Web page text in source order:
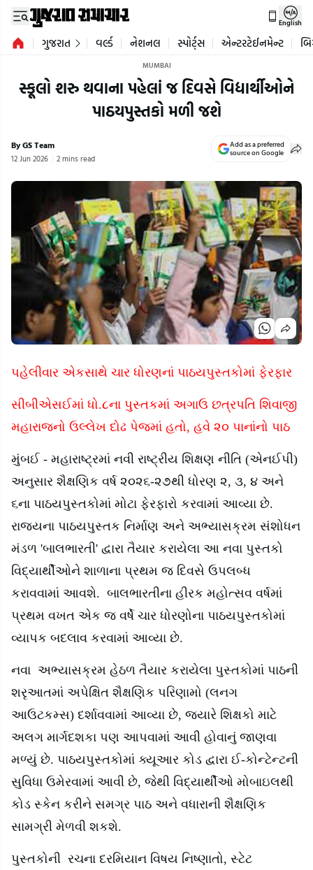
English
ગુજરાત વર્લ્ડ નેશનલ સ્પોર્ટ્સ એન્ટરટેઈનમેન્ટ
MUMBAI
સ્કૂલો શરુ થવાના પહેલાં જ દિવસે વિદ્યાર્થીઓને
પાઠયપુસ્તકો મળી જશે
By GS Team
12 Jun 2026 2 mins read
Add as a preferred
source on Google
પહેલીવાર એકસાથે ચાર ધોરણનાં પાઠયપુસ્તકોમાં ફેરફાર
સીબીએસઈમાં ધો.૮ના પુસ્તકમાં અગાઉ છત્રપતિ શિવાજી
મહારાજનો ઉલ્લેખ દોઢ પેજમાં હતો, હવે ૨૦ પાનાંનો પાઠ
મુંબઈ - મહારાષ્ટ્રમાં નવી રાષ્ટ્રીય શિક્ષણ નીતિ (એનઈપી)
અનુસાર શૈક્ષણિક વર્ષ ૨૦૨૬-૨૭થી ધોરણ ૨, ૩, ૪ અને
૬ના પાઠયપુસ્તકોમાં મોટા ફેરફારો કરવામાં આવ્યા છે.
રાજ્યના પાઠયપુસ્તક નિર્માણ અને અભ્યાસક્રમ સંશોધન
મંડળ 'બાલભારતી' દ્વારા તૈયાર કરાયેલા આ નવા પુસ્તકો
વિદ્યાર્થીઓને શાળાના પ્રથમ જ દિવસે ઉપલબ્ધ
કરાવવામાં આવશે. બાલભારતીના હીરક મહોત્સવ વર્ષમાં
પ્રથમ વખત એક જ વર્ષે ચાર ધોરણોના પાઠયપુસ્તકોમાં
વ્યાપક બદલાવ કરવામાં આવ્યા છે.
નવા અભ્યાસક્રમ હેઠળ તૈયાર કરાયેલા પુસ્તકોમાં પાઠની
શરૃઆતમાં અપેક્ષિત શૈક્ષણિક પરિણામો (લનગ
આઉટકમ્સ) દર્શાવવામાં આવ્યા છે, જ્યારે શિક્ષકો માટે
અલગ માર્ગદશકા પણ આપવામાં આવી હોવાનું જાણવા
મળ્યું છે. પાઠયપુસ્તકોમાં ક્યૂઆર કોડ દ્વારા ઈ-કોન્ટેન્ટની
સુવિધા ઉમેરવામાં આવી છે, જેથી વિદ્યાર્થીઓ મોબાઇલથી
કોડ સ્કેન કરીને સમગ્ર પાઠ અને વધારાની શૈક્ષણિક
સામગ્રી મેળવી શકશે.
પુસ્તકોની રચના દરમિયાન વિષય નિષ્ણાતો, સ્ટેટ